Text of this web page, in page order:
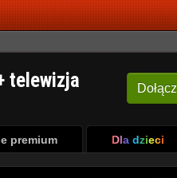
Dołącz
telewizja
premium Dla dzieci